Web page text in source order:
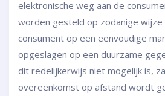
elektronische weg aan de
worden gesteld op zodanige
consument op een eenvoudige
opgeslagen op een duurzame
dit redelijkerwijs niet mogelijk is,
overeenkomst op afstand wordt